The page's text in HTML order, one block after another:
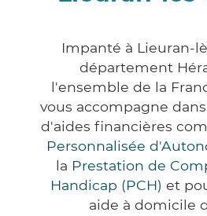
Impanté à Lieuran-
département
l'ensemble de la
vous accompagne
d'aides financières
Personnalisée
la Prestation de
Handicap (PCH) et
aide à domicile